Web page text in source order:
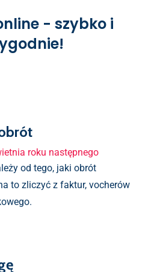
- szybko i
roku następnego
od tego, jaki obrót
to zliczyć z faktur, vocherów